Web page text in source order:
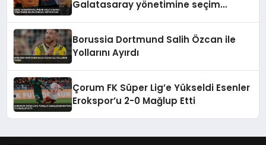
Galatasaray yönetimine seçim
Borussia Dortmund Salih Özcan ile
Yollarını Ayırdı
Çorum FK Süper Lig’e Yükseldi Esenler
Erokspor’u 2-0 Mağlup Etti